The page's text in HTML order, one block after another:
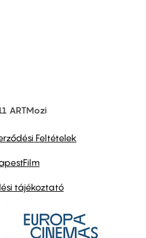
ARTMozi
Feltételek
tájékoztató